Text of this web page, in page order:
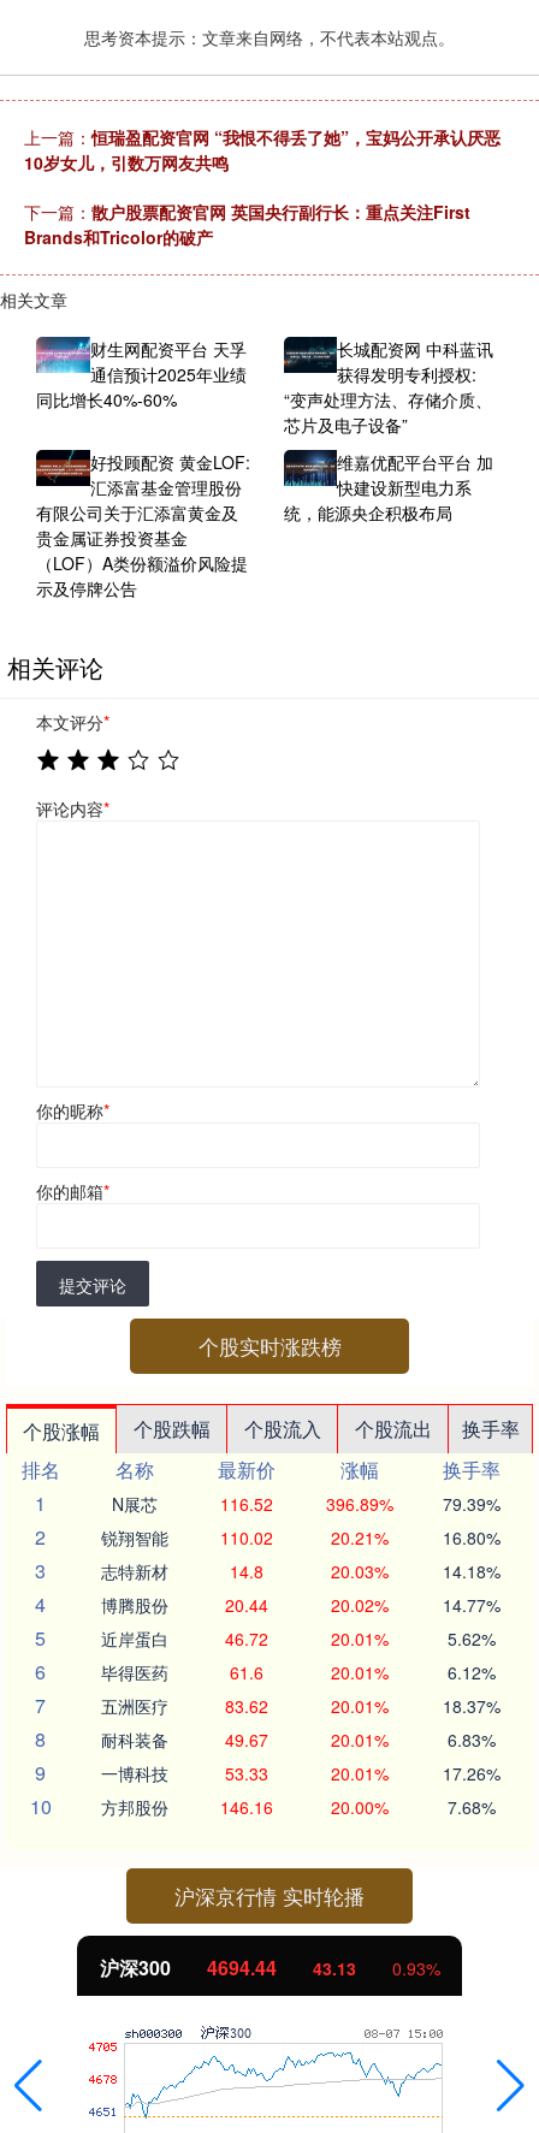
思考资本提示：文章来自网络，不代表本站观点。
上一篇：恒瑞盈配资官网 “我恨不得丢了她”，宝妈公开承认厌恶
10岁女儿，引数万网友共鸣
下一篇： 散户股票配资官网 英国央行副行长：重点关注First
Brands和Tricolor的破产
相关文章
财生网配资平台 天孚
通信预计2025年业绩
同比增长40%-60%
长城配资网 中科蓝讯
获得发明专利授权:
“变声处理方法、存储介质、
芯片及电子设备”
好投顾配资 黄金LOF:
汇添富基金管理股份
有限公司关于汇添富黄金及
贵金属证券投资基金
（LOF）A类份额溢价风险提
示及停牌公告
维嘉优配平台平台 加
快建设新型电力系
统，能源央企积极布局
相关评论
本文评分*
评论内容*
你的昵称*
你的邮箱*
提交评论
个股实时涨跌榜
个股涨幅 个股跌幅 个股流入 个股流出
换手率
排名
名称 最新价 涨幅
换手率
1
N展芯 116.52 396.89% 79.39%
2 锐翔智能 110.02 20.21% 16.80%
3 志特新材 14.8 20.03% 14.18%
4 博腾股份 20.44 20.02% 14.77%
5 近岸蛋白 46.72 20.01% 5.62%
6 毕得医药 61.6 20.01% 6.12%
7 五洲医疗 83.62 20.01% 18.37%
8 耐科装备 49.67 20.01% 6.83%
9 一博科技 53.33 20.01% 17.26%
10 方邦股份 146.16 20.00% 7.68%
沪深京行情 实时轮播
北证50 1134.24 11.37 1.01%